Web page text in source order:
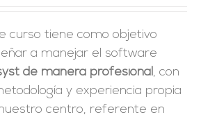
curso tiene como objetivo
a manejar el software
de manera profesional, con
y experiencia propia
centro, referente en